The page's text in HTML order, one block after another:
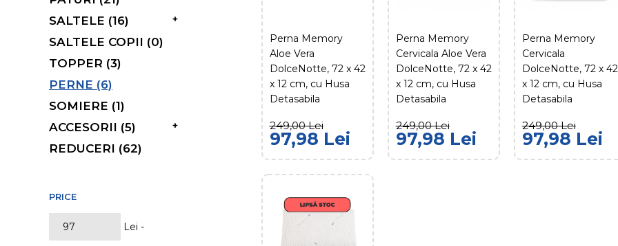
SALTELE (16)
+
SALTELE COPII (0)
TOPPER (3)
PERNE (6)
SOMIERE (1)
ACCESORII (5)
+
REDUCERI (62)
PRICE
Lei -
cm, cu
249,00 Lei
COMPARĂ
Perna Memory
Aloe Vera
DolceNotte, 72 x 42
x 12 cm, cu Husa
Detasabila
249,00 Lei
97,98 Lei
Perna Memory
Cervicala Aloe Vera
DolceNotte, 72 x 42
x 12 cm, cu Husa
Detasabila
249,00 Lei
97,98 Lei
Perna Memory
Cervicala
DolceNotte, 72 x 42
x 12 cm, cu Husa
Detasabila
249,00 Lei
97,98 Lei